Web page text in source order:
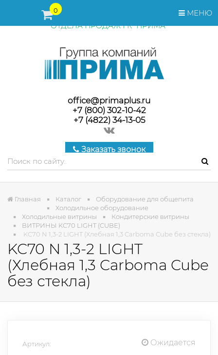
МЕНЮ
0
ПЕРЕД ОФОРМЛЕНИЕМ ЗАКАЗА, СТОИМОСТЬ И СРОКИ
ПОСТАВКИ ТОВАРА УТОЧНЯЙТЕ У МЕНЕДЖЕРОВ
ОТДЕЛА ПРОДАЖ ГК "ПРИМА"
office@primaplus.ru
+7 (800) 302-10-42
+7 (4822) 34-13-05
Заказать звонок
Главная Каталог
Оборудование для общепита
Холодильное оборудование
Холодильные витрины
Кондитерские витрины
ВИТРИНЫ KC70 LIGHT (CUBE)
KC70 N 1,3-2 LIGHT (Хлебная 1,3 Carboma Cube без стекла)
KC70 N 1,3-2 LIGHT
(Хлебная 1,3 Carboma Cube
без стекла)
Артикул: Ожидается